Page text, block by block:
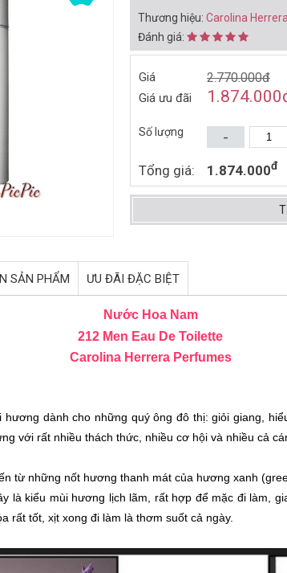
Thương hiệu:Carolina Herrera
Đánh giá:
Giá 2.770.000đ
Giá ưu đãi 1.874.000
Số lượng -
Tổng giá: 1.874.000đ
NƯỚC HOA UNISEX HERMES
1.606.000đ
NƯỚC HOA
VOYAGE
Mua
SẢN PHẨM ƯU ĐÃI ĐẶC BIỆT
Nước Hoa Nam
212 Men Eau De Toilette
Carolina Herrera Perfumes
hương dành cho những quý ông đô thị: giỏi giang,
với rất nhiều thách thức, nhiều cơ hội và nhiều cả
từ những nốt hương thanh mát của hương xanh
là kiểu mùi hương lịch lãm, rất hợp để mặc đi làm,
rất tốt, xịt xong đi làm là thơm suốt cả ngày.